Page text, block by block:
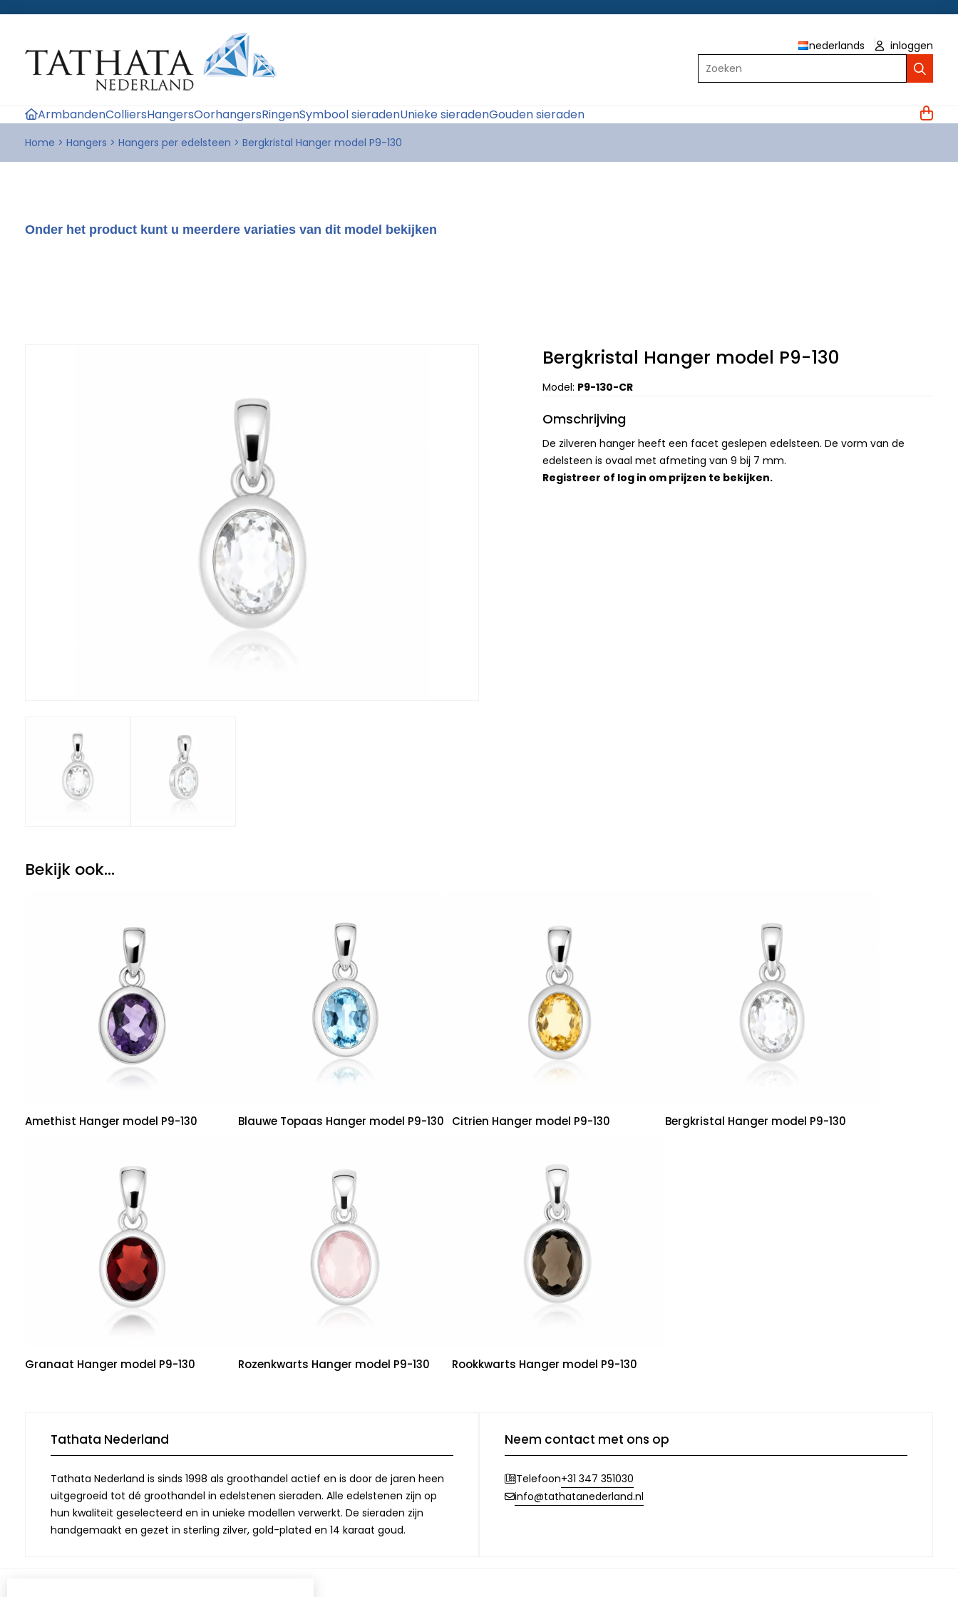
nederlands
inloggen
Zoeken
ArmbandenColliersHangersOorhangersRingenSymbool sieradenUnieke sieradenGouden sieraden
Home > Hangers > Hangers per edelsteen > Bergkristal Hanger model P9-130
Onder het product kunt u meerdere variaties van dit model bekijken
Bergkristal Hanger model P9-130
Model: P9-130-CR
Omschrijving
De zilveren hanger heeft een facet geslepen edelsteen. De vorm van de
edelsteen is ovaal met afmeting van 9 bij 7 mm.
Registreer of log in om prijzen te bekijken.
Bekijk ook...
Amethist Hanger model P9-130 Blauwe Topaas Hanger model P9-130 Citrien Hanger model P9-130 Bergkristal Hanger model P9-130
Granaat Hanger model P9-130 Rozenkwarts Hanger model P9-130 Rookkwarts Hanger model P9-130
Tathata Nederland
Tathata Nederland is sinds 1998 als groothandel actief en is door de jaren heen
uitgegroeid tot dé groothandel in edelstenen sieraden. Alle edelstenen zijn op
hun kwaliteit geselecteerd en in unieke modellen verwerkt. De sieraden zijn
handgemaakt en gezet in sterling zilver, gold-plated en 14 karaat goud.
Neem contact met ons op
Telefoon+31 347 351030
info@tathatanederland.nl